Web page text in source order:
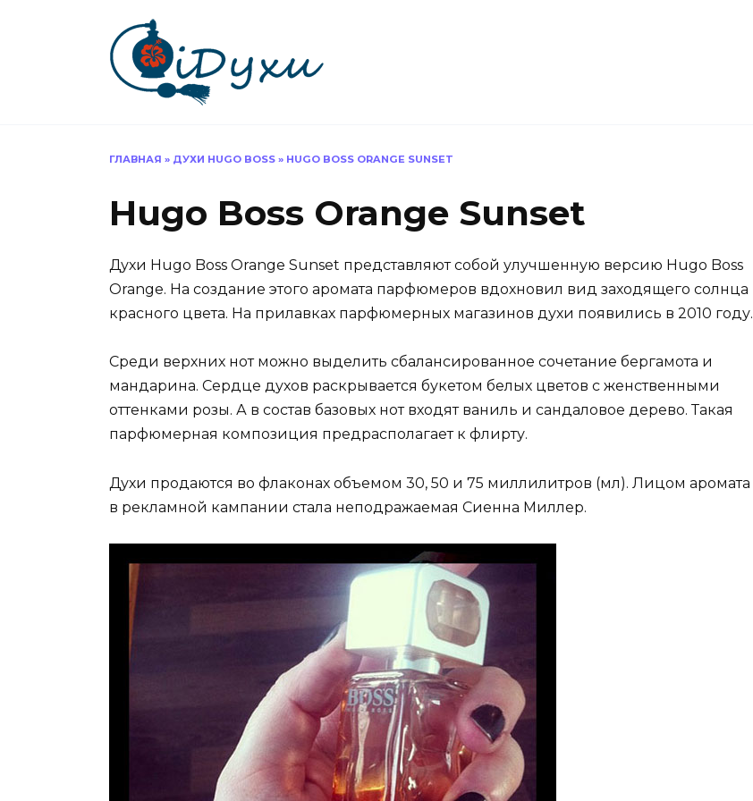
ГЛАВНАЯ » ДУХИ HUGO BOSS » HUGO BOSS ORANGE SUNSET
Hugo Boss Orange Sunset
Духи Hugo Boss Orange Sunset представляют собой улучшенную версию Hugo Boss
Orange. На создание этого аромата парфюмеров вдохновил вид заходящего солнца
красного цвета. На прилавках парфюмерных магазинов духи появились в 2010 году.
Среди верхних нот можно выделить сбалансированное сочетание бергамота и
мандарина. Сердце духов раскрывается букетом белых цветов с женственными
оттенками розы. А в состав базовых нот входят ваниль и сандаловое дерево. Такая
парфюмерная композиция предрасполагает к флирту.
Духи продаются во флаконах объемом 30, 50 и 75 миллилитров (мл). Лицом аромата
в рекламной кампании стала неподражаемая Сиенна Миллер.